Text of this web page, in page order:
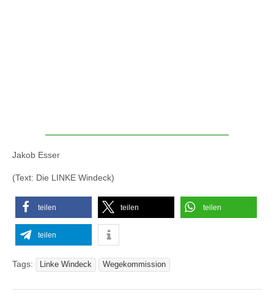
Jakob Esser
(Text: Die LINKE Windeck)
teilen teilen teilen
teilen
Tags: Linke Windeck Wegekommission